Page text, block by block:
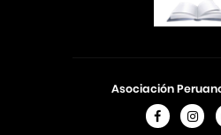
Asociación